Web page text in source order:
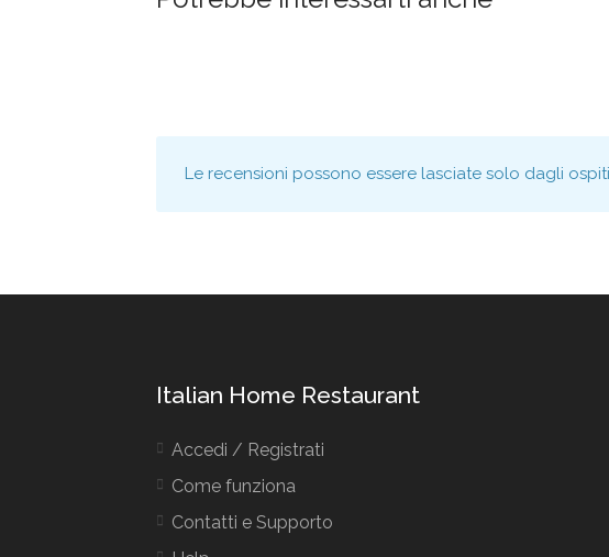
Le recensioni possono essere lasciate solo dagli
Italian Home Restaurant
Accedi / Registrati
Come funziona
Contatti e Supporto